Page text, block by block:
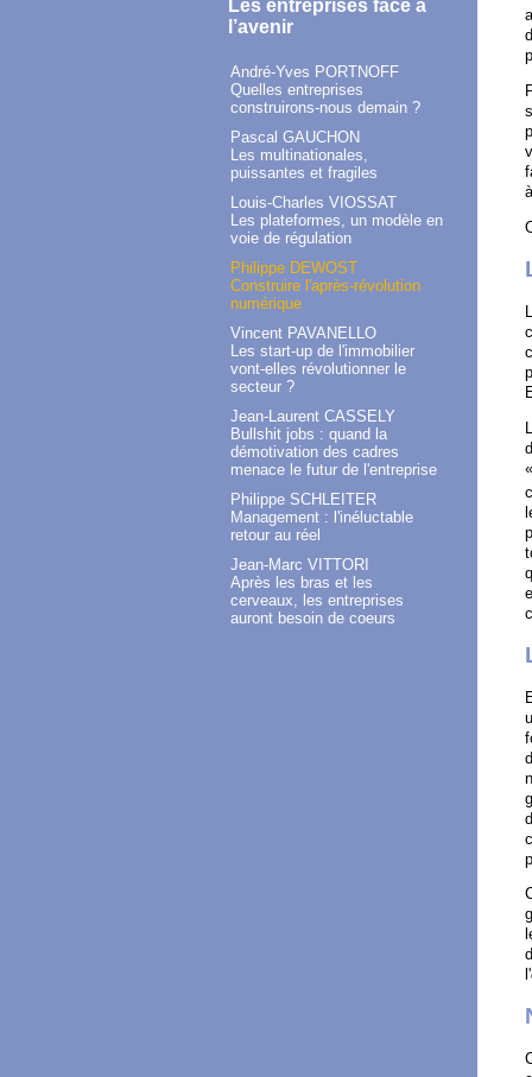
Les entreprises face à
l’avenir
André-Yves PORTNOFF
Quelles entreprises
construirons-nous demain ?
Pascal GAUCHON
Les multinationales,
puissantes et fragiles
Louis-Charles VIOSSAT
Les plateformes, un modèle en
voie de régulation
Philippe DEWOST
Construire l'après-révolution
numérique
Vincent PAVANELLO
Les start-up de l'immobilier
vont-elles révolutionner le
secteur ?
Jean-Laurent CASSELY
Bullshit jobs : quand la
démotivation des cadres
menace le futur de l'entreprise
Philippe SCHLEITER
Management : l'inéluctable
retour au réel
Jean-Marc VITTORI
Après les bras et les
cerveaux, les entreprises
auront besoin de coeurs
l'